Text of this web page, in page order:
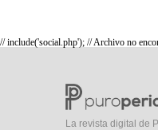
// include('social.php'); // Archivo no
La revista digital de